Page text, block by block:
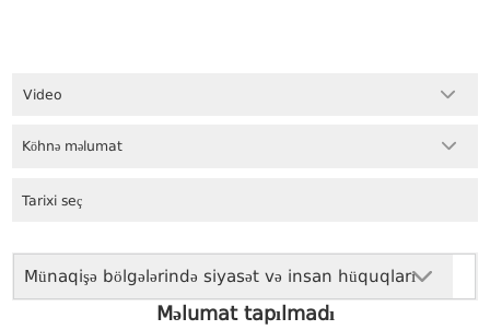
Video
Münaqişə bölgələrində siyasət və insan hüquqları
Köhnə məlumat
Məlumat tapılmadı